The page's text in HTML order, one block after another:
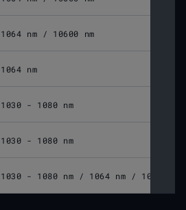
1064 nm / 10600 nm
1064 nm
1030 - 1080 nm
1030 - 1080 nm
1030 - 1080 nm / 1064 nm / 10600 nm